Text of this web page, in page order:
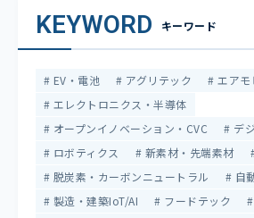
KEYWORD キーワード
EV・電池 アグリテック
エアモ
エレクトロニクス・半導体
オープンイノベーション・CVC
デ
ロボティクス
新素材・先端素材
脱炭素・カーボンニュートラル
自
製造・建築IoT/AI
フードテック